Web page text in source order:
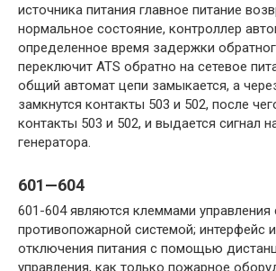
источника питания главное питание
нормальное состояние, контроллер
определенное время задержки
переключит ATS обратно на сетевое
общий автомат цепи замыкается, а
замкнутся контакты 503 и 502, после
контакты 503 и 502, и выдается сигнал
генератора.
601—604
601-604 являются клеммами управления
противопожарной системой; интерфейс
отключения питания с помощью
управления, как только пожарное